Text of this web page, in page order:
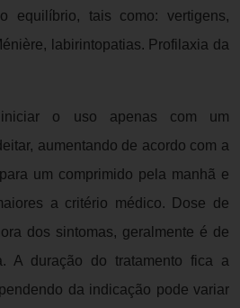
equilíbrio, tais como: vertigens,
labirintopatias. Profilaxia da
o uso apenas com um
aumentando de acordo com a
um comprimido pela manhã e
a critério médico. Dose de
dos sintomas, geralmente é de
A duração do tratamento fica a
da indicação pode variar